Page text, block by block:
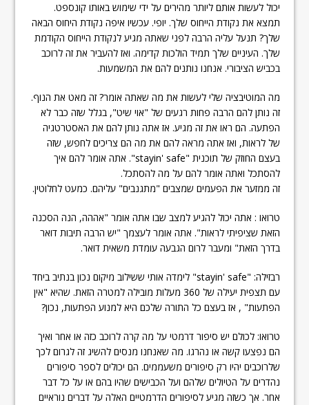
יכול לעשות אותם ליותר מהירים על ידי שימוש באותו קונספט.
תמצא את נקודת הייחוס שלך. יופי. עכשיו איפה נקודת היחוס הבאה
שלך? תנעל עליה הרבה לפני שאתה מגיע לנקודת הייחוס הקודמת
שלך. העיניים שלך תמיד הולכות קדימה. ואז להעביר את זה לרוכב
בכביש הציבורי. אנחנו נותנים להם את המשמעות.
מה המוטיבציה שלי לעשות את מה שאתה אומר? זה מאט את הנוף.
זה נותן להם הרבה פחות רגעים של "אוי שיט", בגלל שזה כבר לא
הפתעה. הם ראו את זה מגיע. אז אתה נותן להם את האסטרטגיה
של לראות, ואז אתה מראה להם את מה הם צריכים לחפש, שזה
בעצם החוזק של תוכנית "stayin' safe". אתה אומר להם איך
להסתכל ואתה אומר להם על מה להסתכל.
זה ממזער את הפעמים שמצבים "מתגנבים" עליהם. כמעט לחלוטין.
טרואו : אתה יכול להגיע למצב שבו אתה אומר "אההה, הנה הסכנה
הזאת שציפיתי לראות". אתה אומר לעצמך "יש הרבה תיבות דואר
בדרך הזאת" ומעבר לרום הגבעה עומדת משאית דואר.
רבזילה: "stayin' safe" לימדה אותי ששילוב מיקום נכון בנתיב ביחד
עם תצפית יעילה של 360 מעלות מובילה למטרה הזאת. שהיא "אין
הפתעות" , אז בעצם כל התורה שלכם היא למנוע הפתעות, נכון?
טרואו: לכולם יש סיפור דרמטי על מה קרה לרוכב כזה או אחר ואיך
הם נפצעו קשה או נהרגו. מה שאנחנו מנסים להשיג זה לגרום לכך
שלרוכבים יהיו רק סיפורים משעממים. הם יכולים לספר סיפורים
נהדרים על הטיולים שלהם ועל הכבישים שהיו בהם או על כל דבר
אחר. אך כשזה מגיע לסיפורים הדרמטיים האלה על דברים נוראיים